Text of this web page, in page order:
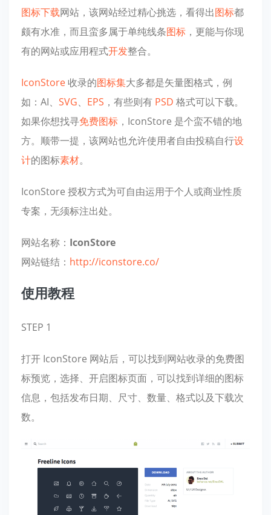
图标下载网站，该网站经过精心挑选，看得出图标都
颇有水准，而且蛮多属于单纯线条图标 ，更能与你现
有的网站或应用程式开发整合。
IconStore收录的图标集大多都是矢量图格式，例
如：AI、 SVG、 EPS ，有些则有 PSD 格式可以下载。
如果你想找寻免费图标 ，IconStore 是个蛮不错的地
方。顺带一提，该网站也允许使用者自由投稿自行设
计的图标素材。
IconStore 授权方式为可自由运用于个人或商业性质
专案，无须标注出处。
网站名称： IconStore
网站链结： http://iconstore.co/
使用教程
STEP 1
打开 IconStore 网站后，可以找到网站收录的免费图
标预览，选择、开启图标页面，可以找到详细的图标
信息，包括发布日期、尺寸、数量、格式以及下载次
数。